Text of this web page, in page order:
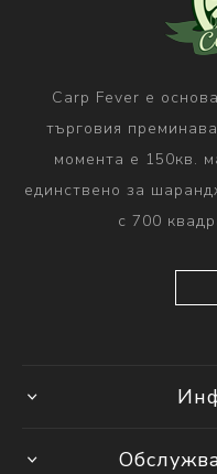
Carp Fever е
търговия
момента е 150кв.
единствено за
с 700